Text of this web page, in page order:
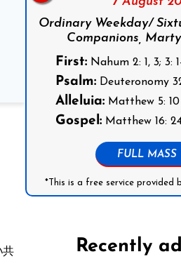
共
Ordinary Weekday/
Companions,
First:Nahum 2: 1, 3; 3:
Psalm:Deuteronomy
Alleluia:Matthew 5: 10
Gospel:Matthew 16:
FULL MASS
*This is a free service provided
Recently